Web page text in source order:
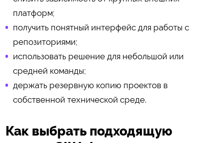
платформ;
получить понятный интерфейс для работы с
репозиториями;
использовать решение для небольшой или
средней команды;
держать резервную копию проектов в
собственной технической среде.
Как выбрать подходящую